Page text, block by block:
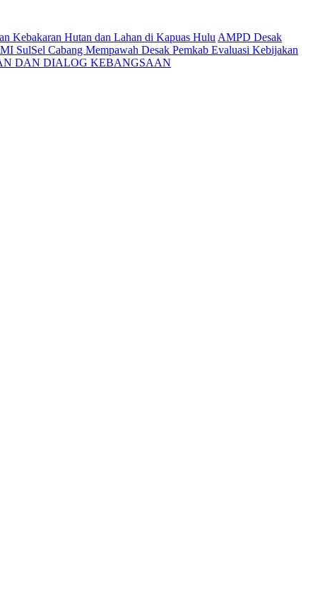
Kebakaran Hutan dan Lahan di Kapuas Hulu AMPD Desak
SulSel Cabang Mempawah Desak Pemkab Evaluasi Kebijakan
DAN DIALOG KEBANGSAAN